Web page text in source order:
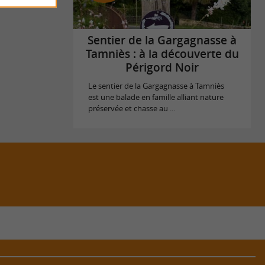
Sentier de la Gargagnasse à
Tamniès : à la découverte du
Périgord Noir
Le sentier de la Gargagnasse à Tamniès
est une balade en famille alliant nature
préservée et chasse au ...